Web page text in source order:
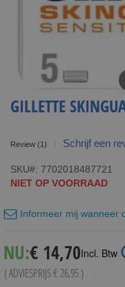
GILLETTE
Review (1) Schrijf een
SKU
7702018487721
NIET OP VOORRAAD
Informeer mij wanneer
NU: Special
Price
€ 14,70Incl. Btw
( ADVIESPRIJS€ 26,95)